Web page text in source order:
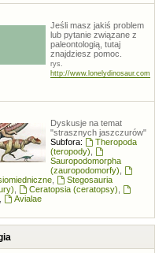
Jeśli masz jakiś problem
lub pytanie związane z
paleontologią, tutaj
znajdziesz pomoc.
rys.
http://www.lonelydinosaur.com
Dyskusje na temat
"strasznych jaszczurów"
Subfora:
Theropoda
(teropody)
Sauropodomorpha
(zauropodomorfy)
Stegosauria
Ceratopsia (ceratopsy)
Avialae